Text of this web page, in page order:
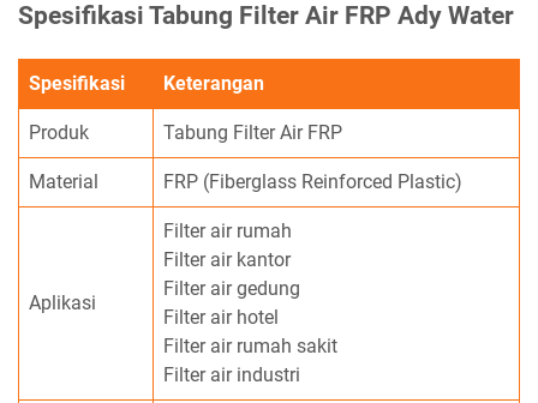
Spesifikasi Tabung Filter Air FRP Ady Water
Spesifikasi Keterangan
Produk Tabung Filter Air FRP
Material FRP (Fiberglass Reinforced Plastic)
Aplikasi
Filter air rumah
Filter air kantor
Filter air gedung
Filter air hotel
Filter air rumah sakit
Filter air industri